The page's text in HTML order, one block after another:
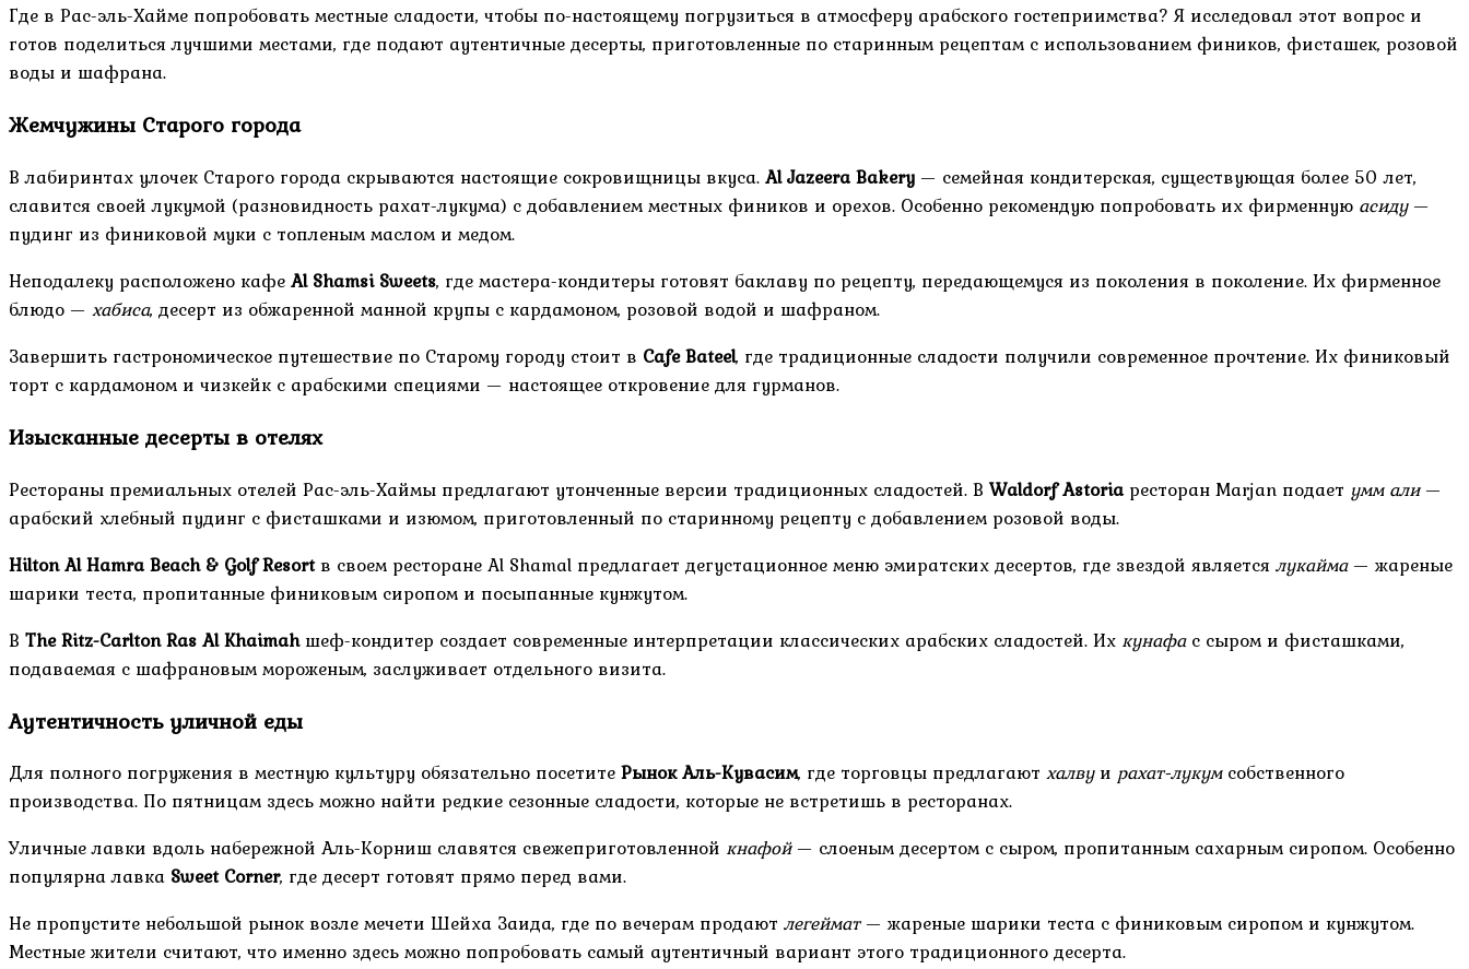
Где в Рас-эль-Хайме попробовать местные сладости, чтобы по-настоящему погрузиться в атмосферу арабского гостеприимства? Я исследовал этот вопрос и
готов поделиться лучшими местами, где подают аутентичные десерты, приготовленные по старинным рецептам с использованием фиников, фисташек, розовой
воды и шафрана.
Жемчужины Старого города
В лабиринтах улочек Старого города скрываются настоящие сокровищницы вкуса.Al Jazeera Bakery — семейная кондитерская, существующая более 50 лет,
славится своей лукумой (разновидность рахат-лукума) с добавлением местных фиников и орехов. Особенно рекомендую попробовать их фирменную асиду—
пудинг из финиковой муки с топленым маслом и медом.
Неподалеку расположено кафеAl Shamsi Sweets, где мастера-кондитеры готовят баклаву по рецепту, передающемуся из поколения в поколение. Их фирменное
блюдо — хабиса, десерт из обжаренной манной крупы с кардамоном, розовой водой и шафраном.
Завершить гастрономическое путешествие по Старому городу стоит в Cafe Bateel, где традиционные сладости получили современное прочтение. Их финиковый
торт с кардамоном и чизкейк с арабскими специями — настоящее откровение для гурманов.
Изысканные десерты в отелях
Рестораны премиальных отелей Рас-эль-Хаймы предлагают утонченные версии традиционных сладостей. В Waldorf Astoriaресторан Marjan подает умм али—
арабский хлебный пудинг с фисташками и изюмом, приготовленный по старинному рецепту с добавлением розовой воды.
Hilton Al Hamra Beach & Golf Resortв своем ресторане Al Shamal предлагает дегустационное меню эмиратских десертов, где звездой являетсялукайма— жареные
шарики теста, пропитанные финиковым сиропом и посыпанные кунжутом.
В The Ritz-Carlton Ras Al Khaimahшеф-кондитер создает современные интерпретации классических арабских сладостей. Их кунафас сыром и фисташками,
подаваемая с шафрановым мороженым, заслуживает отдельного визита.
Аутентичность уличной еды
Для полного погружения в местную культуру обязательно посетитеРынок Аль-Кувасим, где торговцы предлагают халвуи рахат-лукумсобственного
производства. По пятницам здесь можно найти редкие сезонные сладости, которые не встретишь в ресторанах.
Уличные лавки вдоль набережной Аль-Корниш славятся свежеприготовленной кнафой— слоеным десертом с сыром, пропитанным сахарным сиропом. Особенно
популярна лавка Sweet Corner, где десерт готовят прямо перед вами.
Не пропустите небольшой рынок возле мечети Шейха Заида, где по вечерам продают легеймат— жареные шарики теста с финиковым сиропом и кунжутом.
Местные жители считают, что именно здесь можно попробовать самый аутентичный вариант этого традиционного десерта.